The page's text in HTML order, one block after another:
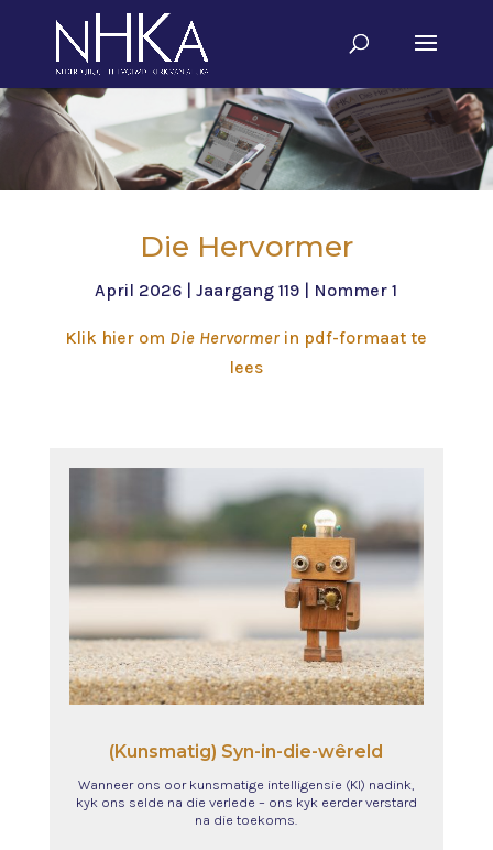
Die Hervormer
April 2026 | Jaargang 119 | Nommer 1
Klik hier om Die Hervormer in pdf-formaat te
lees
(Kunsmatig) Syn-in-die-wêreld
Wanneer ons oor kunsmatige intelligensie (KI) nadink,
kyk ons selde na die verlede – ons kyk eerder verstard
na die toekoms.